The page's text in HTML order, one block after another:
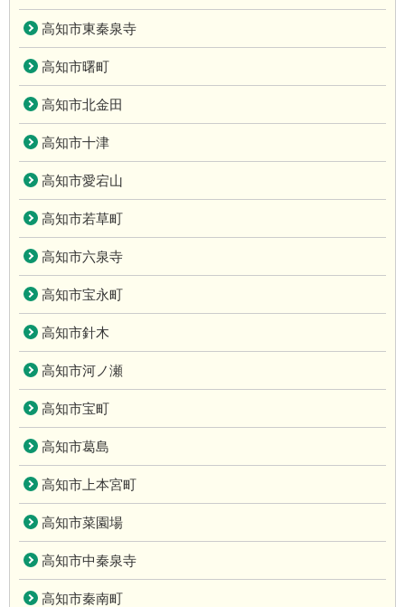
高知市東秦泉寺
高知市曙町
高知市北金田
高知市十津
高知市愛宕山
高知市若草町
高知市六泉寺
高知市宝永町
高知市針木
高知市河ノ瀬
高知市宝町
高知市葛島
高知市上本宮町
高知市菜園場
高知市中秦泉寺
高知市秦南町